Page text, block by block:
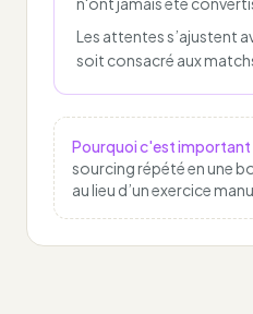
Les attentes s’ajustent
soit consacré aux
Pourquoi c'est important
sourcing répété en une
au lieu d’un exercice